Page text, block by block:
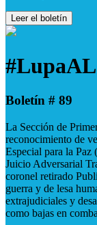
Leer el boletín
Boletín # 89
La Sección de
reconocimiento de
Especial para la Paz
Juicio Adversarial
coronel retirado
guerra y de lesa
extrajudiciales y
como bajas en